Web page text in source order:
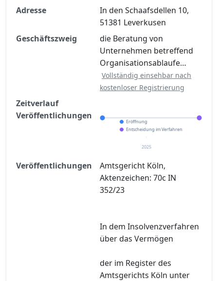
Registrierung verfügbar
Jetzt kostenlos registrieren
Adresse
In den Schaafsdellen 10,
51381 Leverkusen
Geschäftszweig
die Beratung von
Unternehmen betreffend
Organisationsablaufe…
Vollständig einsehbar nach
kostenloser Registrierung
Zeitverlauf
Veröffentlichungen
Eröffnung
Entscheidung im Verfahren
2025
Veröffentlichungen
Amtsgericht Köln,
Aktenzeichen: 70c IN
352/23
In dem Insolvenzverfahren
über das Vermögen
der im Register des
Amtsgerichts Köln unter